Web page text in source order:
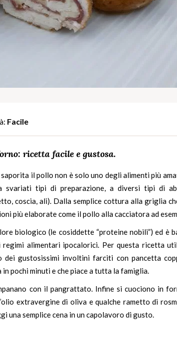
Facile
ricetta facile e gustosa.
il pollo non è solo uno degli alimenti più
svariati tipi dipreparazione, a diversi tipi di
coscia, ali). Dalla semplice cottura alla griglia
più elaborate come il pollo alla cacciatora ad
biologico (le cosiddette “proteine nobili”) ed è
regimi alimentari ipocalorici. Per questa ricetta
gustosissimi involtini farciti con pancetta
pochi minuti e che piace a tutta la famiglia.
con il pangrattato. Infine si cuociono in
extravergine di oliva e qualche rametto di
una semplice cena in un capolavoro di gusto.